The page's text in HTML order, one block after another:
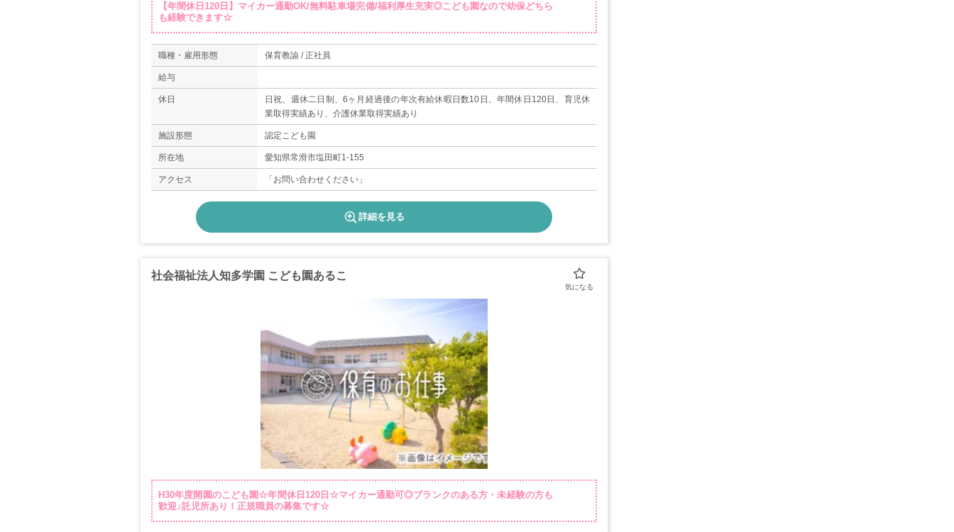
【年間休日120日】マイカー通勤OK/無料駐車場完備/福利厚生充実◎こども園なので幼保どちら
も経験できます☆
職種・雇用形態 保育教諭 / 正社員
給与
休日
日祝、週休二日制、6ヶ月経過後の年次有給休暇日数10日、年間休日120日、育児休
業取得実績あり、介護休業取得実績あり
施設形態 認定こども園
所在地 愛知県常滑市塩田町1-155
アクセス 「お問い合わせください」
詳細を見る
社会福祉法人知多学園 こども園あるこ
H30年度開園のこども園☆年間休日120日☆マイカー通勤可◎ブランクのある方・未経験の方も
歓迎♪託児所あり！正規職員の募集です☆